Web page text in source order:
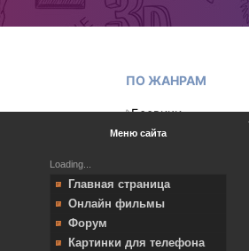
Меню сайта
Loading...
Главная страница
Онлайн фильмы
Форум
Картинки для телефона